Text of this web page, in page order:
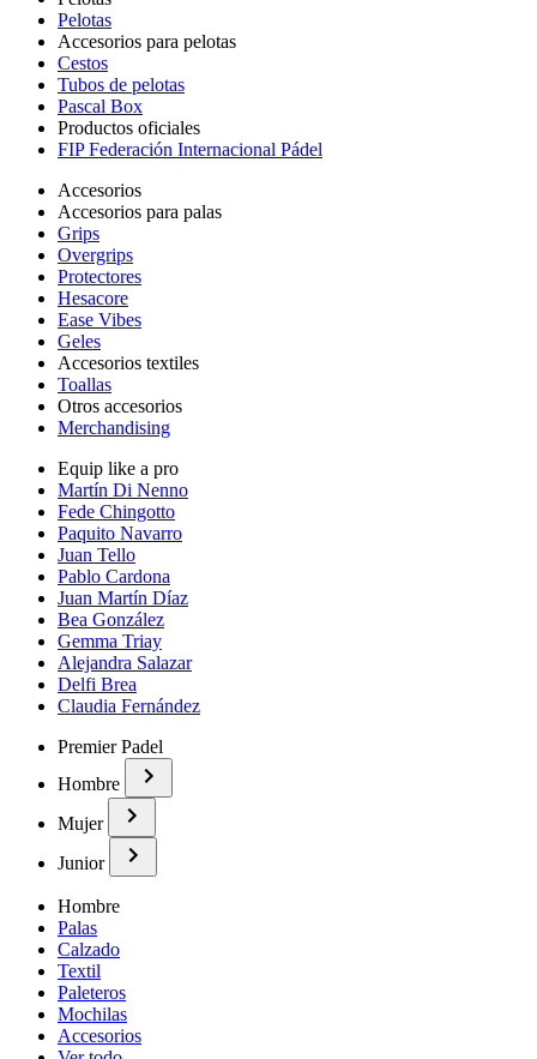
Pelotas
Accesorios para pelotas
Cestos
Tubos de pelotas
Pascal Box
Productos oficiales
FIP Federación Internacional Pádel
Accesorios
Accesorios para palas
Grips
Overgrips
Protectores
Hesacore
Ease Vibes
Geles
Accesorios textiles
Toallas
Otros accesorios
Merchandising
Equip like a pro
Martín Di Nenno
Fede Chingotto
Paquito Navarro
Juan Tello
Pablo Cardona
Juan Martín Díaz
Bea González
Gemma Triay
Alejandra Salazar
Delfi Brea
Claudia Fernández
Premier Padel
Hombre
Mujer
Junior
Hombre
Palas
Calzado
Textil
Paleteros
Mochilas
Accesorios